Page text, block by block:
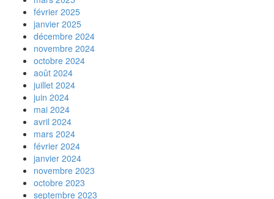
février 2025
janvier 2025
décembre 2024
novembre 2024
octobre 2024
août 2024
juillet 2024
juin 2024
mai 2024
avril 2024
mars 2024
février 2024
janvier 2024
novembre 2023
octobre 2023
septembre 2023